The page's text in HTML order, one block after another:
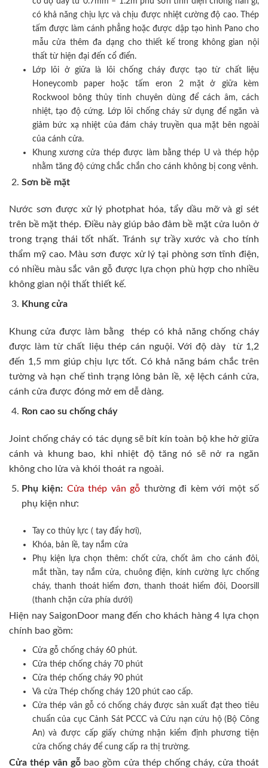
có khả năng chịu lực và chịu được nhiệt cường độ cao. Thép
tấm được làm cánh phẳng hoặc được dập tạo hình Pano cho
mẫu cửa thêm đa dạng cho thiết kế trong không gian nội
thất từ hiện đại đến cổ điển.
Lớp lõi ở giữa là lõi chống cháy được tạo từ chất liệu
Honeycomb paper hoặc tấm eron 2 mặt ở giữa kèm
Rockwool bông thủy tinh chuyên dùng để cách âm, cách
nhiệt, tạo độ cứng. Lớp lõi chống cháy sử dụng để ngăn và
giảm bức xạ nhiệt của đám cháy truyền qua mặt bên ngoài
của cánh cửa.
Khung xương cửa thép được làm bằng thép U và thép hộp
nhằm tăng độ cứng chắc chắn cho cánh không bị cong vênh.
Sơn bề mặt
Nước sơn được xử lý photphat hóa, tẩy dầu mỡ và gỉ sét
trên bề mặt thép. Điều này giúp bảo đảm bề mặt cửa luôn ở
trong trạng thái tốt nhất. Tránh sự trầy xước và cho tính
thẩm mỹ cao. Màu sơn được xử lý tại phòng sơn tĩnh điện,
có nhiều màu sắc vân gỗ được lựa chọn phù hợp cho nhiều
không gian nội thất thiết kế.
Khung cửa
Khung cửa được làm bằng thép có khả năng chống cháy
được làm từ chất liệu thép cán nguội. Với độ dày từ 1,2
đến 1,5 mm giúp chịu lực tốt. Có khả năng bám chắc trên
tường và hạn chế tình trạng lỏng bản lề, xệ lệch cánh cửa,
cánh cửa được đóng mở em dễ dàng.
Ron cao su chống cháy
Joint chống cháy có tác dụng sẽ bít kín toàn bộ khe hở giữa
cánh và khung bao, khi nhiệt độ tăng nó sẽ nở ra ngăn
không cho lửa và khói thoát ra ngoài.
Phụ kiện: Cửa thép vân gỗ thường đi kèm với một số
phụ kiện như:
Tay co thủy lực ( tay đẩy hơi),
Khóa, bản lề, tay nắm cửa
Phụ kiện lựa chọn thêm: chốt cửa, chốt âm cho cánh đôi,
mắt thần, tay nắm cửa, chuông điện, kính cường lực chống
cháy, thanh thoát hiểm đơn, thanh thoát hiểm đôi, Doorsill
(thanh chặn cửa phía dưới)
Hiện nay SaigonDoor mang đến cho khách hàng 4 lựa chọn
chính bao gồm:
Cửa gỗ chống cháy 60 phút.
Cửa thép chống cháy 70 phút
Cửa thép chống cháy 90 phút
Và cửa Thép chống cháy 120 phút cao cấp.
Cửa thép vân gỗ có chống cháy được sản xuất đạt theo tiêu
chuẩn của cục Cảnh Sát PCCC và Cứu nạn cứu hộ (Bộ Công
An) và được cấp giấy chứng nhận kiểm định phương tiện
cửa chống cháy để cung cấp ra thị trường.
Cửa thép vân gỗ bao gồm cửa thép chống cháy, cửa thoát